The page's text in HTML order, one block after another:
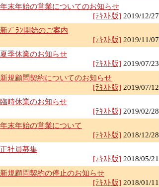
年末年始の営業についてのお知らせ
[ﾃｷｽﾄ版] 2019/12/27
新ﾌﾟﾗﾝ開始のご案内
[ﾃｷｽﾄ版] 2019/11/07
夏季休業のお知らせ
[ﾃｷｽﾄ版] 2019/07/23
新規顧問契約についてのお知らせ
[ﾃｷｽﾄ版] 2019/07/12
臨時休業のお知らせ
[ﾃｷｽﾄ版] 2019/02/28
年末年始の営業について
[ﾃｷｽﾄ版] 2018/12/28
正社員募集
[ﾃｷｽﾄ版] 2018/05/21
新規顧問契約の停止のお知らせ
[ﾃｷｽﾄ版] 2018/01/11